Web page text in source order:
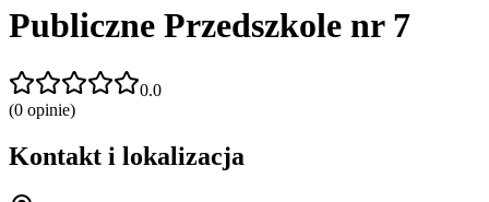
Publiczne Przedszkole nr 7
0.0
(0 opinie)
Kontakt i lokalizacja